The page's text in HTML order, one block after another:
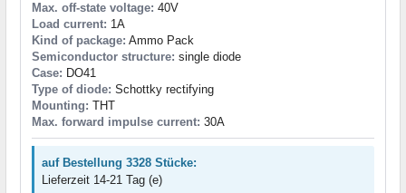
Max. off-state voltage: 40V
Load current: 1A
Kind of package: Ammo Pack
Semiconductor structure: single diode
Case: DO41
Type of diode: Schottky rectifying
Mounting: THT
Max. forward impulse current: 30A
auf Bestellung 3328 Stücke:
Lieferzeit 14-21 Tag (e)